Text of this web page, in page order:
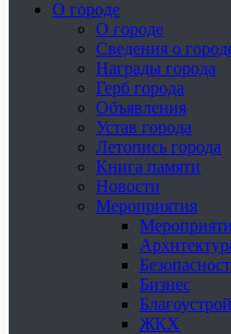
О городе
О городе
Сведения о
Награды города
Герб города
Объявления
Устав города
Летопись города
Книга памяти
Новости
Мероприятия
Бизнес
ЖКХ